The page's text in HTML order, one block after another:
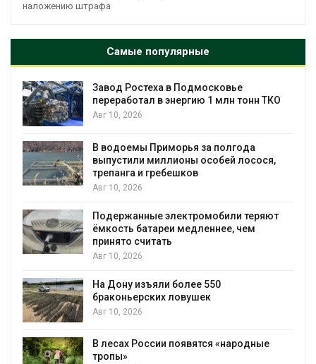
наложению штрафа
Самые популярные
Завод Ростеха в Подмосковье
переработал в энергию 1 млн тонн ТКО
Авг 10, 2026
В водоемы Приморья за полгода
выпустили миллионы особей лосося,
трепанга и гребешков
Авг 10, 2026
Подержанные электромобили теряют
ёмкость батареи медленнее, чем
принято считать
Авг 10, 2026
На Дону изъяли более 550
браконьерских ловушек
Авг 10, 2026
В лесах России появятся «народные
тропы»